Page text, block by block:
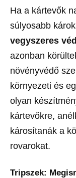
Ha a kártevők
súlyosabb
vegyszeres
azonban
növényvédő
környezeti és
olyan
kártevőkre,
károsítanák a
rovarokat.
Tripszek: